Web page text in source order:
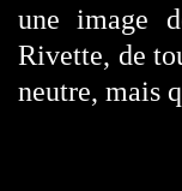
une image
Rivette, de
neutre, mais